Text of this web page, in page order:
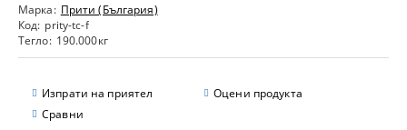
Марка: Прити (България)
Код: prity-tc-f
Тегло: 190.000кг
Изпрати на приятел
Оцени продукта
Сравни